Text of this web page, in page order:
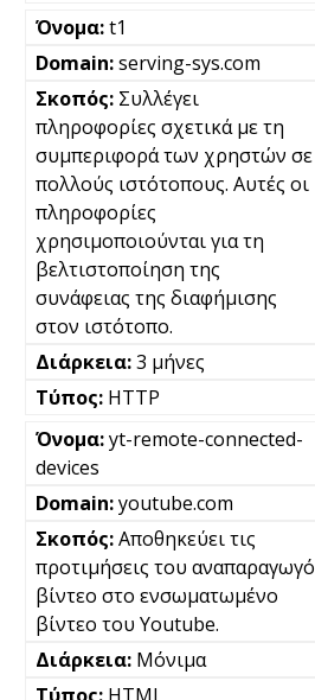
t1
serving-sys.com
Συλλέγει
πληροφορίες σχετικά με τη
συμπεριφορά των χρηστών σε
πολλούς ιστότοπους. Αυτές οι
πληροφορίες
χρησιμοποιούνται για τη
βελτιστοποίηση της
συνάφειας της διαφήμισης
στον ιστότοπο.
3 μήνες
HTTP
yt-remote-connected-
devices
youtube.com
Αποθηκεύει τις
προτιμήσεις του αναπαραγωγό
βίντεο στο ενσωματωμένο
βίντεο του Youtube.
Μόνιμα